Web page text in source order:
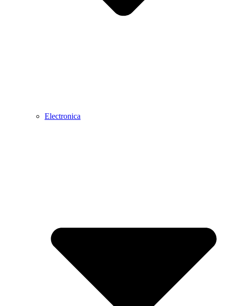
Electronica